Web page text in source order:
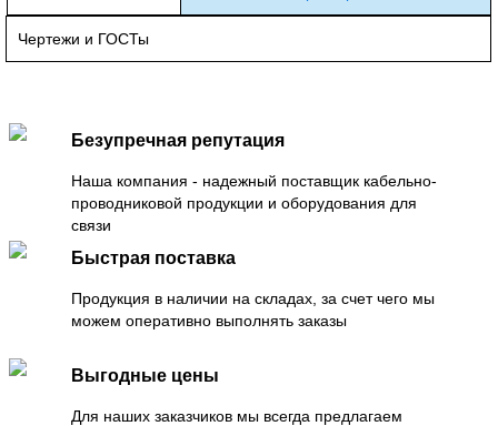
Чертежи и ГОСТы
Безупречная репутация
Наша компания - надежный поставщик кабельно-
проводниковой продукции и оборудования для
связи
Быстрая поставка
Продукция в наличии на складах, за счет чего мы
можем оперативно выполнять заказы
Выгодные цены
Для наших заказчиков мы всегда предлагаем